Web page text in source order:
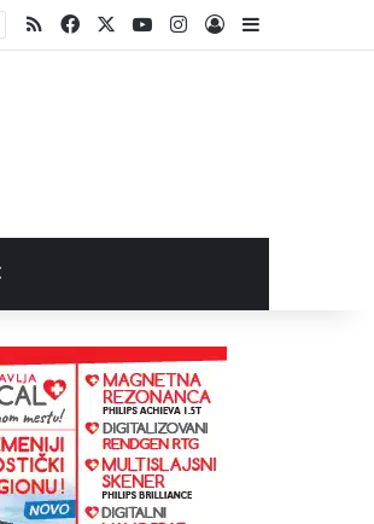
RSSFacebookYouTubeInstagram
Log InSidebar
Random Article